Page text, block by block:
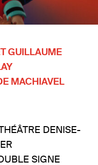
GUILLAUME
MACHIAVEL
DENISE-
SIGNE